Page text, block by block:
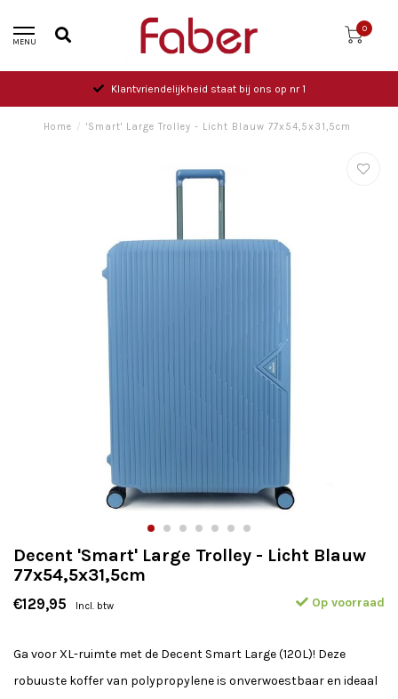
MENU
0
Klantvriendelijkheid staat bij ons op nr 1
Home / 'Smart' Large Trolley - Licht Blauw 77x54,5x31,5cm
Decent 'Smart' Large Trolley - Licht Blauw
77x54,5x31,5cm
€129,95 Incl. btw Op voorraad
Ga voor XL-ruimte met de Decent Smart Large (120L)! Deze
robuuste koffer van polypropylene is onverwoestbaar en ideaal